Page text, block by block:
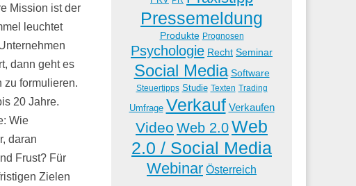
Mission ist der
leuchtet
dann geht es
zu formulieren.
20 Jahre.
Wie
daran
Frust? Für
Zielen
Pressemeldung
Produkte Prognosen
Psychologie Recht Seminar
Social Media Software
Steuertipps Studie Texten Trading
Umfrage Verkauf Verkaufen
Video Web 2.0Web
2.0 / Social Media
Webinar Österreich